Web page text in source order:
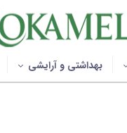
بهداشتی و آرایشی